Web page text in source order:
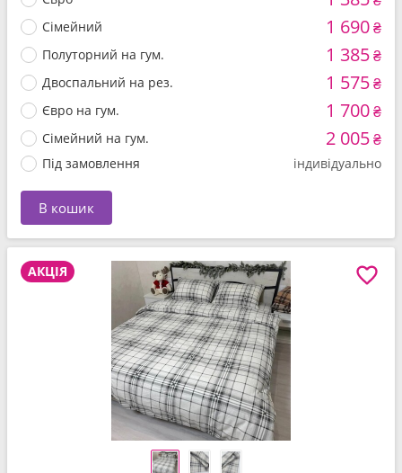
Сімейний 1 690₴
Полуторний на гум. 1 385₴
Двоспальний на рез. 1 575₴
Євро на гум. 1 700₴
Сімейний на гум. 2 005₴
Під замовлення індивідуально
В кошик
АКЦІЯ